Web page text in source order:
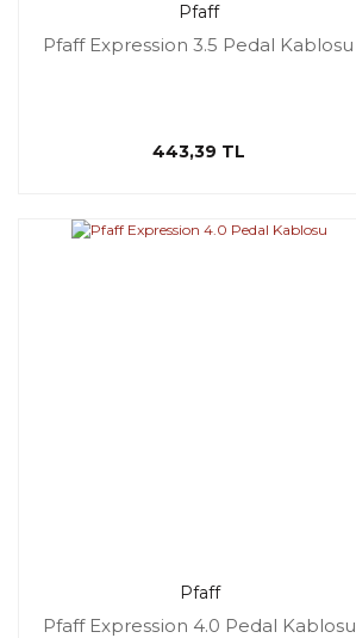
Pfaff
Pfaff Expression 3.5 Pedal Kablosu
443,39 TL
Pfaff
Pfaff Expression 4.0 Pedal Kablosu